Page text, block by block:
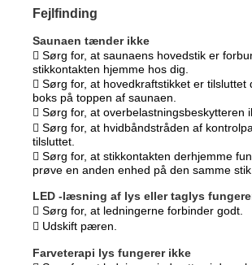
Fejlfinding
Saunaen tænder ikke
 Sørg for, at saunaens hovedstik er
stikkontakten hjemme hos dig.
 Sørg for, at hovedkraftstikket er tilsluttet
boks på toppen af saunaen.
 Sørg for, at overbelastningsbeskytteren
 Sørg for, at hvidbåndstråden af
tilsluttet.
 Sørg for, at stikkontakten derhjemme
prøve en anden enhed på den samme stik.
LED -læsning af lys eller taglys
 Sørg for, at ledningerne forbinder godt.
 Udskift pæren.
Farveterapi lys fungerer ikke